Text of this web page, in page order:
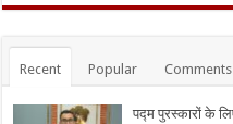
Recent Popular Comments
पद्म पुरस्कारों के